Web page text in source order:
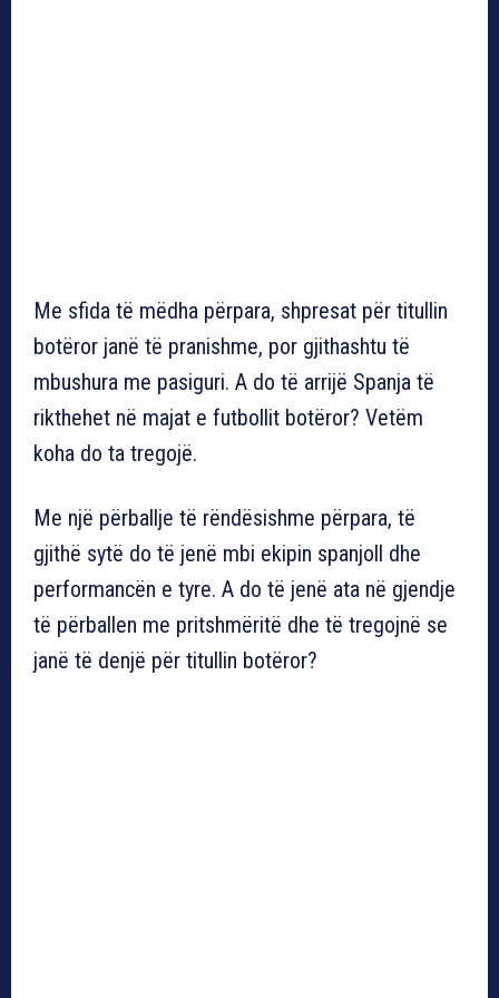
Me sfida të mëdha përpara, shpresat për titullin
botëror janë të pranishme, por gjithashtu të
mbushura me pasiguri. A do të arrijë Spanja të
rikthehet në majat e futbollit botëror? Vetëm
koha do ta tregojë.
Me një përballje të rëndësishme përpara, të
gjithë sytë do të jenë mbi ekipin spanjoll dhe
performancën e tyre. A do të jenë ata në gjendje
të përballen me pritshmëritë dhe të tregojnë se
janë të denjë për titullin botëror?